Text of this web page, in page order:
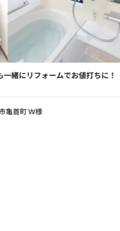
緒にリフォームでお値打ちに！
亀首町 Ｗ様